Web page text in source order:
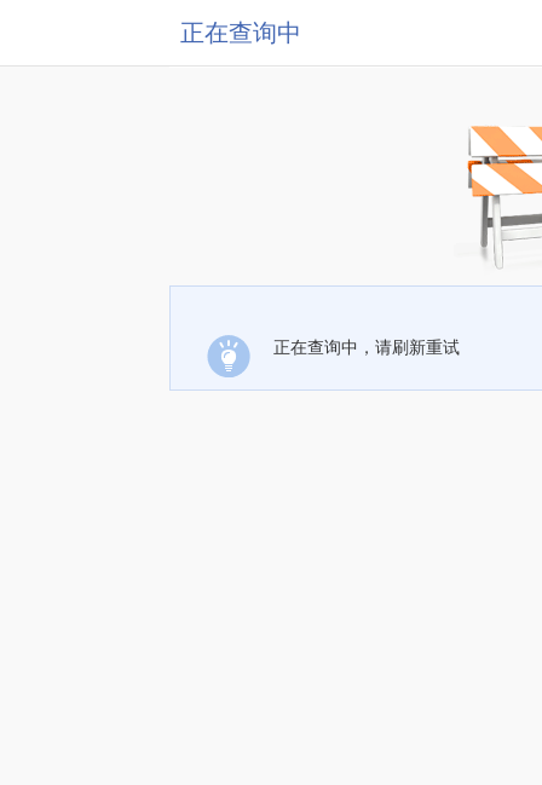
正在查询中
正在查询中，请刷新重试